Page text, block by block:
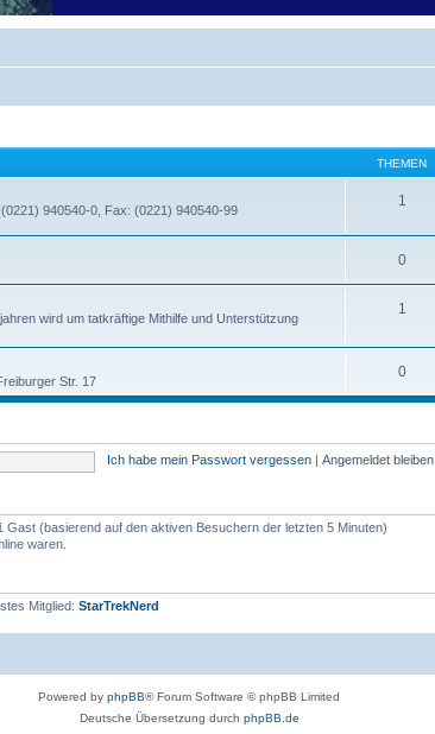
THEMEN
940540-0, Fax: (0221) 940540-99
1
0
wird um tatkräftige Mithilfe und Unterstützung
1
Str. 17
0
Ich habe mein Passwort vergessen Angemeldet bleiben
(basierend auf den aktiven Besuchern der letzten 5 Minuten)
waren.
Mitglied: StarTrekNerd
Powered by phpBB® Forum Software © phpBB Limited
Deutsche Übersetzung durch phpBB.de